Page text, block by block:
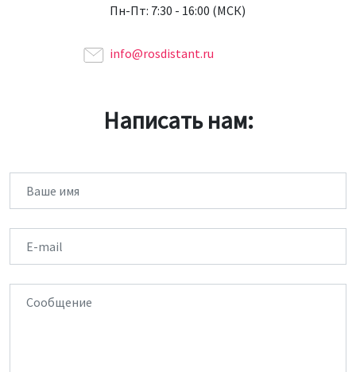
Пн-Пт: 7:30 - 16:00 (МСК)
info@rosdistant.ru
Написать нам: